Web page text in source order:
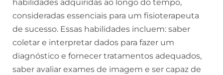
habilidades adquiridas ao longo do tempo,
consideradas essenciais para um fisioterapeuta
de sucesso. Essas habilidades incluem: saber
coletar e interpretar dados para fazer um
diagnóstico e fornecer tratamentos adequados,
saber avaliar exames de imagem e ser capaz de